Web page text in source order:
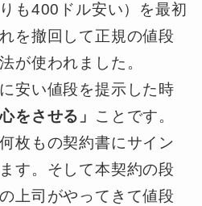
も400ドル安い）を最初
を撤回して正規の値段
が使われました。
安い値段を提示した時
をさせる」 ことです。
枚もの契約書にサイン
す。そして本契約の段
上司がやってきて値段